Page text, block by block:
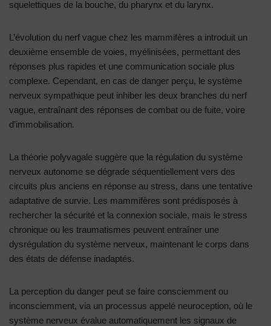
squelettiques de la bouche, du pharynx et du larynx.
L’évolution du nerf vague chez les mammifères a introduit un
deuxième ensemble de voies, myélinisées, permettant des
réponses plus rapides et une communication sociale plus
complexe. Cependant, en cas de danger perçu, le système
nerveux sympathique peut inhiber les deux branches du nerf
vague, entraînant des réponses de combat ou de fuite, voire
d’immobilisation.
La théorie polyvagale suggère que la régulation du système
nerveux autonome se dégrade séquentiellement vers des
circuits plus anciens en réponse au stress, dans une tentative
adaptative de survie. Les mammifères sont prédisposés à
rechercher la sécurité et la connexion sociale, mais le stress
chronique ou les traumatismes peuvent entraîner une
dysrégulation du système nerveux, maintenant le corps dans
des états de défense inadaptés.
La perception du danger peut se faire consciemment ou
inconsciemment, via un processus appelé neuroception, où le
système nerveux évalue automatiquement les signaux de